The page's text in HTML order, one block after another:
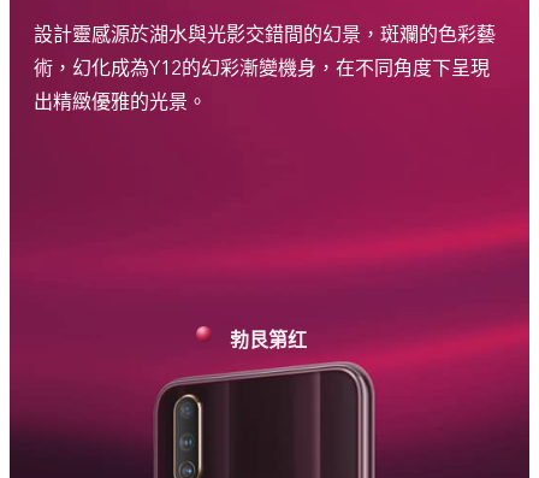
設計靈感源於湖水與光影交錯間的幻景，斑斕的色彩藝
術，幻化成為Y12的幻彩漸變機身，在不同角度下呈現
出精緻優雅的光景。
湖水藍
勃艮第红